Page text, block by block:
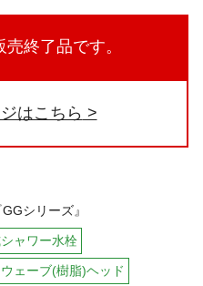
終了品です。
はこちら
シリーズ』
ャワー水栓
ェーブ(樹脂)ヘッド